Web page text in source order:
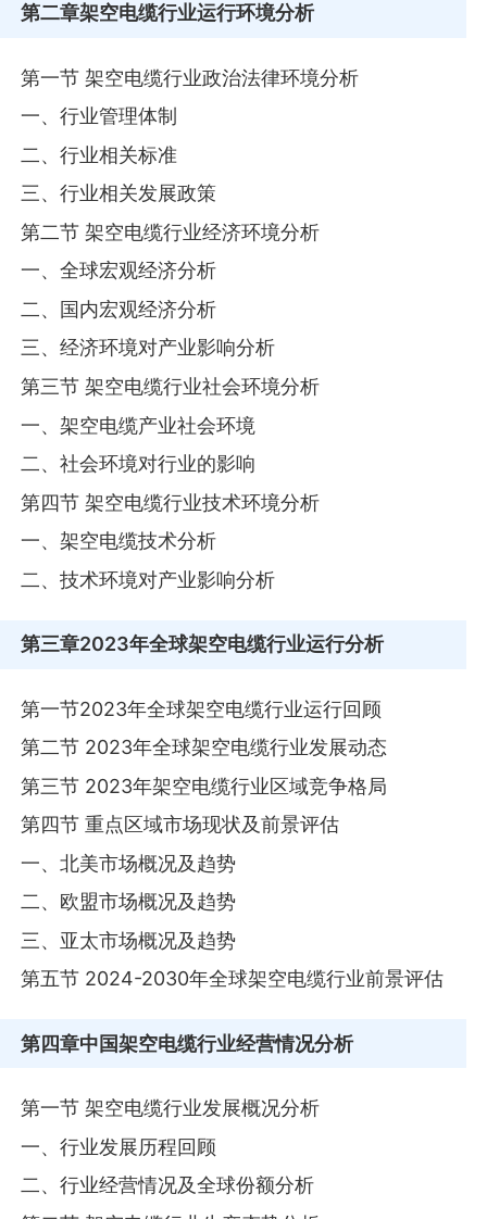
第二章架空电缆行业运行环境分析
第一节 架空电缆行业政治法律环境分析
一、行业管理体制
二、行业相关标准
三、行业相关发展政策
第二节 架空电缆行业经济环境分析
一、全球宏观经济分析
二、国内宏观经济分析
三、经济环境对产业影响分析
第三节 架空电缆行业社会环境分析
一、架空电缆产业社会环境
二、社会环境对行业的影响
第四节 架空电缆行业技术环境分析
一、架空电缆技术分析
二、技术环境对产业影响分析
第三章2023年全球架空电缆行业运行分析
第一节2023年全球架空电缆行业运行回顾
第二节 2023年全球架空电缆行业发展动态
第三节 2023年架空电缆行业区域竞争格局
第四节 重点区域市场现状及前景评估
一、北美市场概况及趋势
二、欧盟市场概况及趋势
三、亚太市场概况及趋势
第五节 2024-2030年全球架空电缆行业前景评估
第四章中国架空电缆行业经营情况分析
第一节 架空电缆行业发展概况分析
一、行业发展历程回顾
二、行业经营情况及全球份额分析